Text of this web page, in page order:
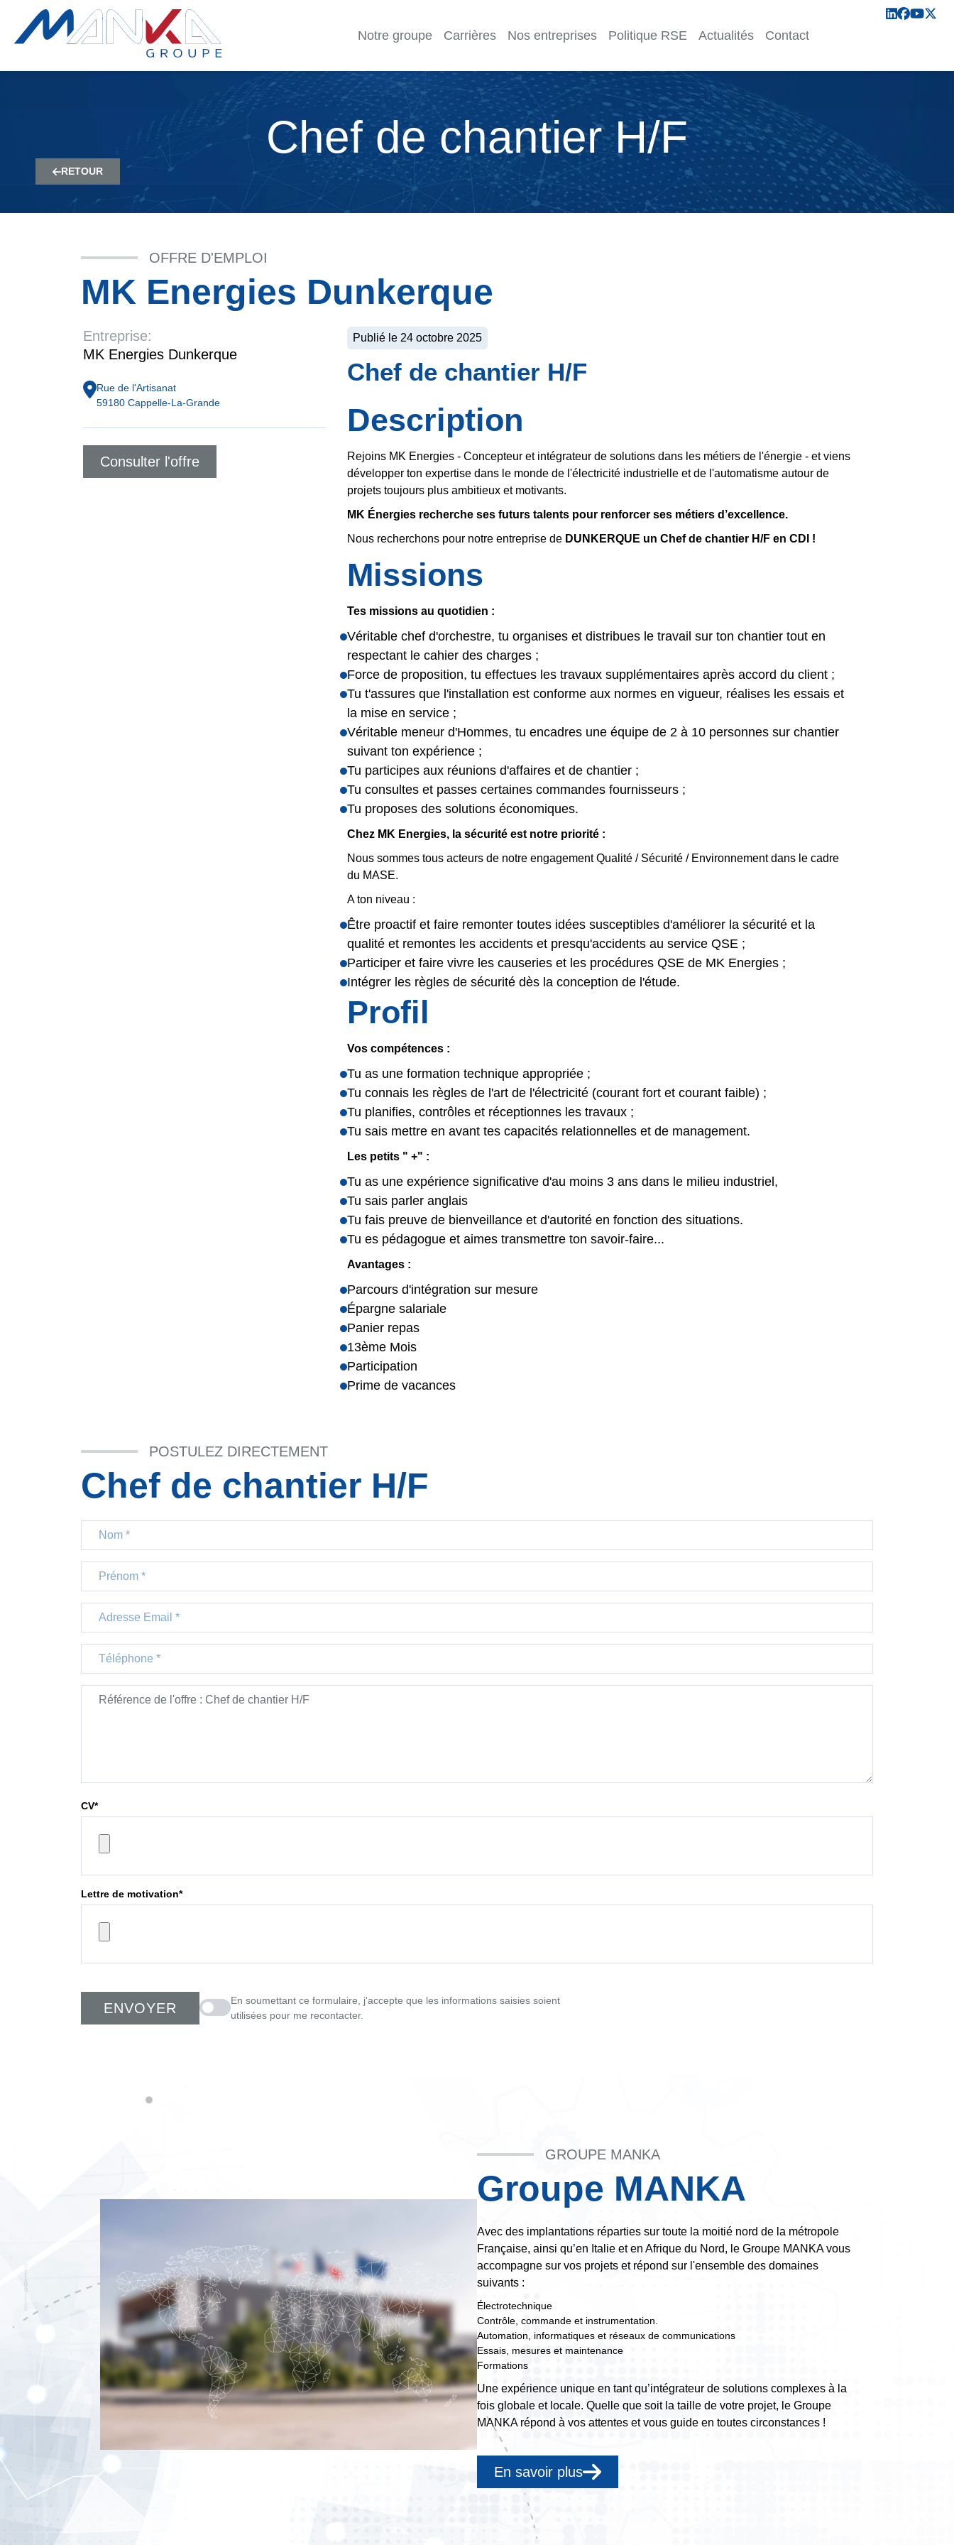
Notre groupe Carrières Nos entreprises Politique RSE Actualités Contact
RETOUR
Chef de chantier H/F
OFFRE D'EMPLOI
MK Energies Dunkerque
Entreprise:
MK Energies Dunkerque
Rue de l'Artisanat
59180 Cappelle-La-Grande
Consulter l'offre
Publié le 24 octobre 2025
Chef de chantier H/F
Description
Rejoins MK Energies - Concepteur et intégrateur de solutions dans les métiers de l'énergie - et viens
développer ton expertise dans le monde de l'électricité industrielle et de l'automatisme autour de
projets toujours plus ambitieux et motivants.
MK Énergies recherche ses futurs talents pour renforcer ses métiers d’excellence.
Nous recherchons pour notre entreprise de DUNKERQUE un Chef de chantier H/F en CDI !
Missions
Tes missions au quotidien :
Véritable chef d'orchestre, tu organises et distribues le travail sur ton chantier tout en
respectant le cahier des charges ;
Force de proposition, tu effectues les travaux supplémentaires après accord du client ;
Tu t'assures que l'installation est conforme aux normes en vigueur, réalises les essais et
la mise en service ;
Véritable meneur d'Hommes, tu encadres une équipe de 2 à 10 personnes sur chantier
suivant ton expérience ;
Tu participes aux réunions d'affaires et de chantier ;
Tu consultes et passes certaines commandes fournisseurs ;
Tu proposes des solutions économiques.
Chez MK Energies, la sécurité est notre priorité :
Nous sommes tous acteurs de notre engagement Qualité / Sécurité / Environnement dans le cadre
du MASE.
A ton niveau :
Être proactif et faire remonter toutes idées susceptibles d'améliorer la sécurité et la
qualité et remontes les accidents et presqu'accidents au service QSE ;
Participer et faire vivre les causeries et les procédures QSE de MK Energies ;
Intégrer les règles de sécurité dès la conception de l'étude.
Profil
Vos compétences :
Tu as une formation technique appropriée ;
Tu connais les règles de l'art de l'électricité (courant fort et courant faible) ;
Tu planifies, contrôles et réceptionnes les travaux ;
Tu sais mettre en avant tes capacités relationnelles et de management.
Les petits " +" :
Tu as une expérience significative d'au moins 3 ans dans le milieu industriel,
Tu sais parler anglais
Tu fais preuve de bienveillance et d'autorité en fonction des situations.
Tu es pédagogue et aimes transmettre ton savoir-faire...
Avantages :
Parcours d'intégration sur mesure
Épargne salariale
Panier repas
13ème Mois
Participation
Prime de vacances
POSTULEZ DIRECTEMENT
Chef de chantier H/F
CV*
Lettre de motivation*
ENVOYER En soumettant ce formulaire, j'accepte que les informations saisies soient utilisées pour me recontacter.
En soumettant ce formulaire, j'accepte que les informations saisies soient
utilisées pour me recontacter.
GROUPE MANKA
Groupe MANKA
Avec des implantations réparties sur toute la moitié nord de la métropole
Française, ainsi qu’en Italie et en Afrique du Nord, le Groupe MANKA vous
accompagne sur vos projets et répond sur l'ensemble des domaines
suivants :
Électrotechnique
Contrôle, commande et instrumentation.
Automation, informatiques et réseaux de communications
Essais, mesures et maintenance
Formations
Une expérience unique en tant qu’intégrateur de solutions complexes à la
fois globale et locale. Quelle que soit la taille de votre projet, le Groupe
MANKA répond à vos attentes et vous guide en toutes circonstances !
En savoir plus